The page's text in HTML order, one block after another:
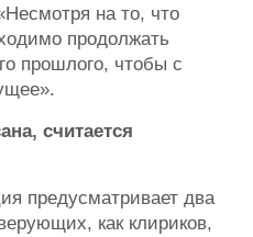
на то, что
продолжать
прошлого, чтобы с
считается
предусматривает два
как клириков,